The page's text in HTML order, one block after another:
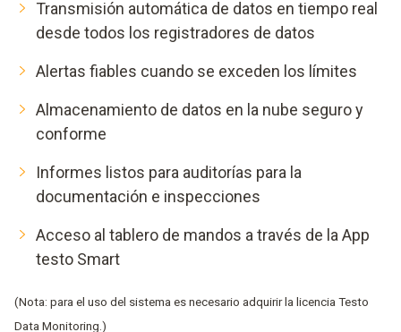
Transmisión automática de datos en tiempo real
desde todos los registradores de datos
Alertas fiables cuando se exceden los límites
Almacenamiento de datos en la nube seguro y
conforme
Informes listos para auditorías para la
documentación e inspecciones
Acceso al tablero de mandos a través de la App
testo Smart
(Nota: para el uso del sistema es necesario adquirir la licencia Testo
Data Monitoring.)